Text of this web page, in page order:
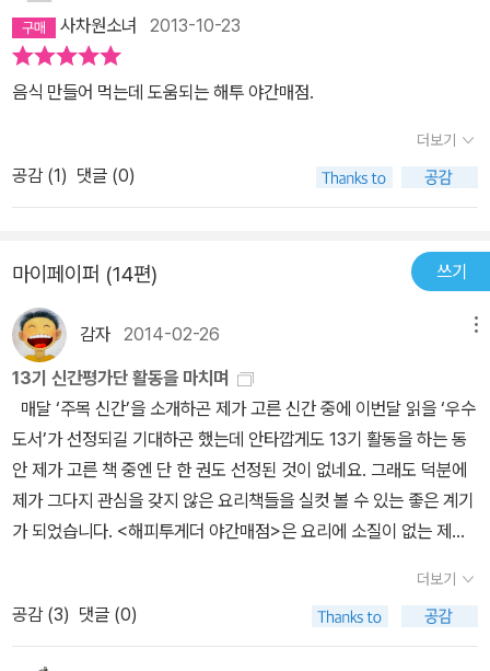
사차원소녀 2013-10-23
음식 만들어 먹는데 도움되는 해투 야간매점.
더보기
공감 (1) 댓글 (0)
마이페이퍼 (14편) 쓰기
감자 2014-02-26
13기 신간평가단 활동을 마치며
매달 ‘주목 신간’을 소개하곤 제가 고른 신간 중에 이번달 읽을 ‘우수
도서’가 선정되길 기대하곤 했는데 안타깝게도 13기 활동을 하는 동
안 제가 고른 책 중엔 단 한 권도 선정된 것이 없네요. 그래도 덕분에
제가 그다지 관심을 갖지 않은 요리책들을 실컷 볼 수 있는 좋은 계기
가 되었습니다. <해피투게더 야간매점>은 요리에 소질이 없는 제가
크리스티 조던 펜턴, 마거
릿 포키악 펜턴 지음리즈 아미니 홈즈 그림김경희 옮김푸른숲주니어
2013-09-30 2. 해피투게더 야간매점KBS <해피투게더> 제작
더보기
공감 (3) 댓글 (0)